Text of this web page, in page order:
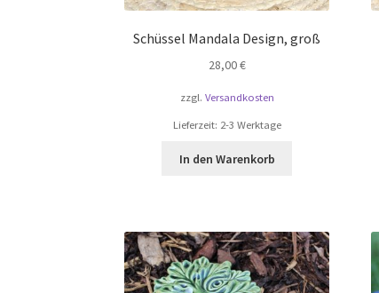
Schüssel Mandala Design, groß
28,00€
zzgl. Versandkosten
Lieferzeit: 2-3 Werktage
In den Warenkorb